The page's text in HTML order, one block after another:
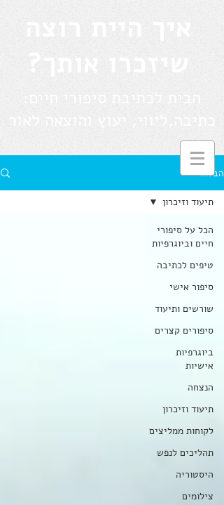
איך היית רוצה
שיזכרו אותך?
הבית לכתיבת סיפורי חיים:
כתיבה,ליווי, יעוץ והוצאה לאור
הבלוג
הכל על סיפורי
חיים וביוגרפיות
טיפים לכתיבה
סיפור אישי
שורשים ותיעוד
סיפורים קצרים
ביוגרפיות
אישיות
הנצחה
תיעוד וזיכרון
לקוחות ממליצים
תהליכים לנפש
היסטוריה
צילומים
תיעוד וזיכרון